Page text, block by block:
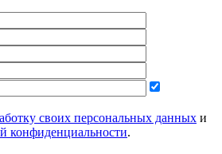
своих персональных данных и
конфиденциальности.